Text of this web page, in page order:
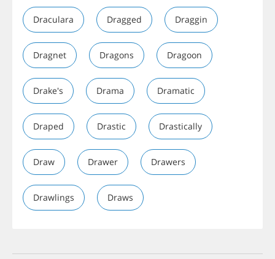
Draculara Dragged Draggin
Dragnet Dragons Dragoon
Drake's Drama Dramatic
Draped Drastic Drastically
Draw Drawer Drawers
Drawlings Draws